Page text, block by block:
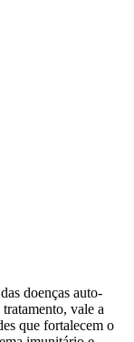
doenças auto-
vale a
que fortalecem o